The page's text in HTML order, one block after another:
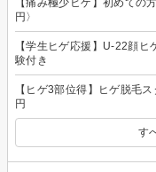
円〉
【学生ヒゲ応援】U-22顔
験付き
【ヒゲ3部位得】ヒゲ脱毛
円
す